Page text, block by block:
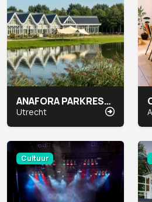
ANAFORA PARKRESTAURANT & EVENTS
Utrecht
Cultuur